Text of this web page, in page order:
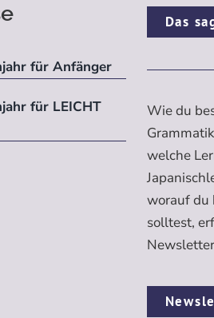
für Anfänger
für LEICHT
Das
Wie du
welche
worauf du
solltest,
Newsletter